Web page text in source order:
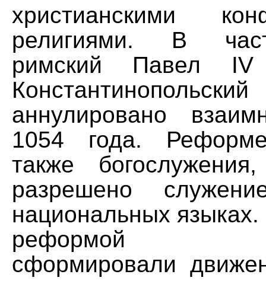
христианскими
религиями. В
римский Павел
аннулировано
1054 года.
также
разрешено
национальных
реформой
сформировали